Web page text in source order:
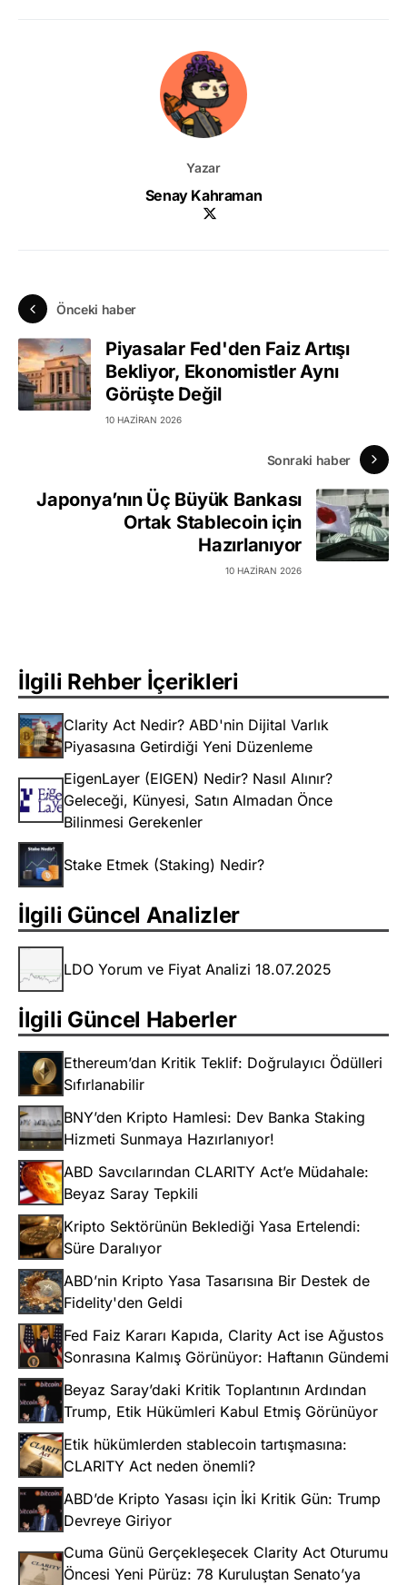
Yazar
Senay Kahraman
Önceki haber
Piyasalar Fed'den Faiz Artışı
Bekliyor, Ekonomistler Aynı
Görüşte Değil
10 HAZIRAN 2026
Sonraki haber
Japonya’nın Üç Büyük Bankası
Ortak Stablecoin için
Hazırlanıyor
10 HAZIRAN 2026
İlgili Rehber İçerikleri
Clarity Act Nedir? ABD'nin Dijital Varlık
Piyasasına Getirdiği Yeni Düzenleme
EigenLayer (EIGEN) Nedir? Nasıl Alınır?
Geleceği, Künyesi, Satın Almadan Önce
Bilinmesi Gerekenler
Stake Etmek (Staking) Nedir?
İlgili Güncel Analizler
LDO Yorum ve Fiyat Analizi 18.07.2025
İlgili Güncel Haberler
Ethereum’dan Kritik Teklif: Doğrulayıcı Ödülleri
Sıfırlanabilir
BNY’den Kripto Hamlesi: Dev Banka Staking
Hizmeti Sunmaya Hazırlanıyor!
ABD Savcılarından CLARITY Act’e Müdahale:
Beyaz Saray Tepkili
Kripto Sektörünün Beklediği Yasa Ertelendi:
Süre Daralıyor
ABD’nin Kripto Yasa Tasarısına Bir Destek de
Fidelity'den Geldi
Fed Faiz Kararı Kapıda, Clarity Act ise Ağustos
Sonrasına Kalmış Görünüyor: Haftanın Gündemi
Beyaz Saray’daki Kritik Toplantının Ardından
Trump, Etik Hükümleri Kabul Etmiş Görünüyor
Etik hükümlerden stablecoin tartışmasına:
CLARITY Act neden önemli?
ABD’de Kripto Yasası için İki Kritik Gün: Trump
Devreye Giriyor
Cuma Günü Gerçekleşecek Clarity Act Oturumu
Öncesi Yeni Pürüz: 78 Kuruluştan Senato’ya